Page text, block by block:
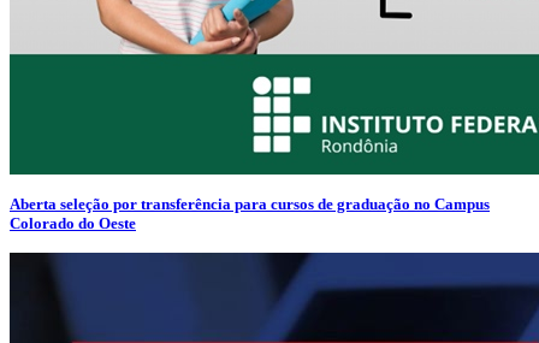
Aberta seleção por transferência para cursos de graduação no Campus
Colorado do Oeste